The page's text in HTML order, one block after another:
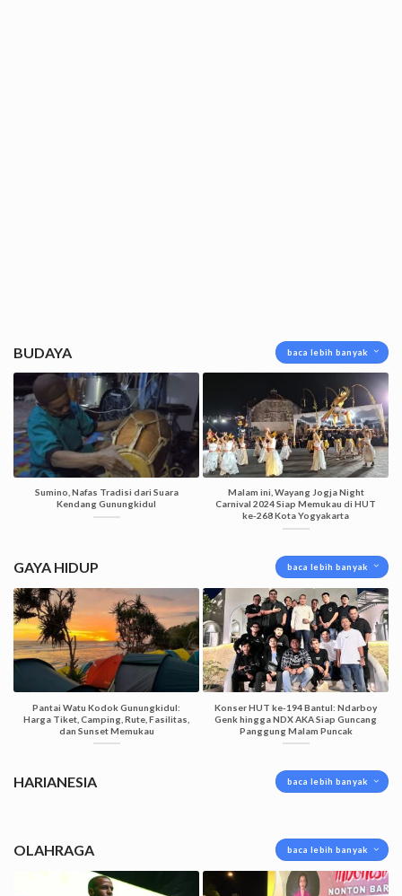
BUDAYA baca lebih banyak
Sumino, Nafas Tradisi dari Suara
Kendang Gunungkidul
Malam ini, Wayang Jogja Night
Carnival 2024 Siap Memukau di HUT
ke-268 Kota Yogyakarta
GAYA HIDUP baca lebih banyak
Pantai Watu Kodok Gunungkidul:
Harga Tiket, Camping, Rute, Fasilitas,
dan Sunset Memukau
Konser HUT ke-194 Bantul: Ndarboy
Genk hingga NDX AKA Siap Guncang
Panggung Malam Puncak
HARIANESIA baca lebih banyak
OLAHRAGA baca lebih banyak